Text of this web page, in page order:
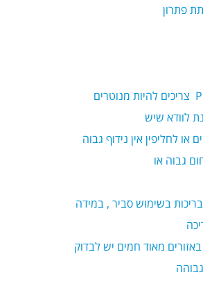
פתרון
הערכים של הכלור וה - PH צריכים להיות מנוטרים
לוודא שיש
לחליפין אין נידוף גבוה
גבוה או
בשימוש סביר , במידה
מאוד חמים יש לבדוק